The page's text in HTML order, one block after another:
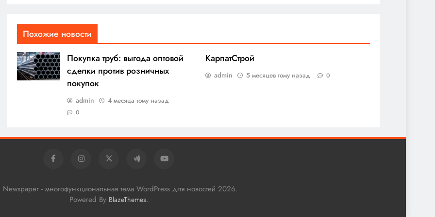
Похожие новости
Покупка труб: выгода оптовой
сделки против розничных
покупок
admin 4 месяца тому назад
0
КарпатСтрой
admin 5 месяцев тому назад 0
- многофункциональная тема WordPress для новостей 2026.
Powered By BlazeThemes.